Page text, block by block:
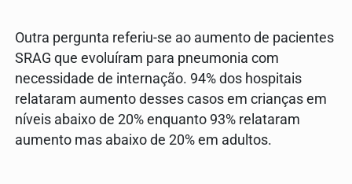
Outra pergunta referiu-se ao aumento de pacientes
SRAG que evoluíram para pneumonia com
necessidade de internação. 94% dos hospitais
relataram aumento desses casos em crianças em
níveis abaixo de 20% enquanto 93% relataram
aumento mas abaixo de 20% em adultos.